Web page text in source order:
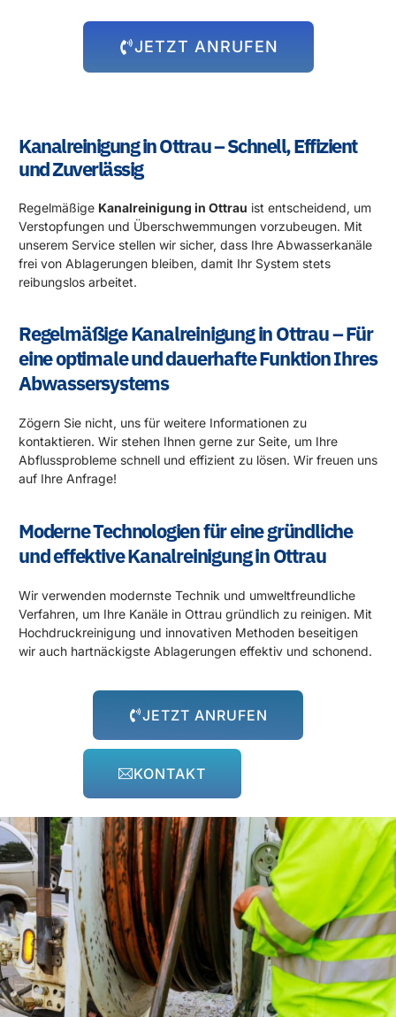
JETZT ANRUFEN
Kanalreinigung in Ottrau – Schnell, Effizient
und Zuverlässig
Regelmäßige Kanalreinigung in Ottrau ist entscheidend, um
Verstopfungen und Überschwemmungen vorzubeugen. Mit
unserem Service stellen wir sicher, dass Ihre Abwasserkanäle
frei von Ablagerungen bleiben, damit Ihr System stets
reibungslos arbeitet.
Regelmäßige Kanalreinigung in Ottrau – Für
eine optimale und dauerhafte Funktion Ihres
Abwassersystems
Zögern Sie nicht, uns für weitere Informationen zu
kontaktieren. Wir stehen Ihnen gerne zur Seite, um Ihre
Abflussprobleme schnell und effizient zu lösen. Wir freuen uns
auf Ihre Anfrage!
Moderne Technologien für eine gründliche
und effektive Kanalreinigung in Ottrau
Wir verwenden modernste Technik und umweltfreundliche
Verfahren, um Ihre Kanäle in Ottrau gründlich zu reinigen. Mit
Hochdruckreinigung und innovativen Methoden beseitigen
wir auch hartnäckigste Ablagerungen effektiv und schonend.
JETZT ANRUFEN
KONTAKT